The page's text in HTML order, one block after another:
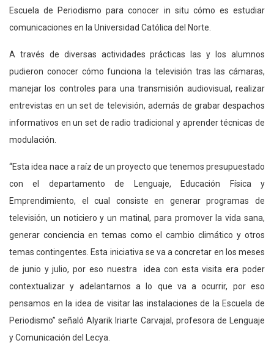
Escuela de Periodismo para conocer in situ cómo es estudiar
comunicaciones en la Universidad Católica del Norte.
A través de diversas actividades prácticas las y los alumnos
pudieron conocer cómo funciona la televisión tras las cámaras,
manejar los controles para una transmisión audiovisual, realizar
entrevistas en un set de televisión, además de grabar despachos
informativos en un set de radio tradicional y aprender técnicas de
modulación.
“Esta idea nace a raíz de un proyecto que tenemos presupuestado
con el departamento de Lenguaje, Educación Física y
Emprendimiento, el cual consiste en generar programas de
televisión, un noticiero y un matinal, para promover la vida sana,
generar conciencia en temas como el cambio climático y otros
temas contingentes. Esta iniciativa se va a concretar en los meses
de junio y julio, por eso nuestra idea con esta visita era poder
contextualizar y adelantarnos a lo que va a ocurrir, por eso
pensamos en la idea de visitar las instalaciones de la Escuela de
Periodismo” señaló Alyarik Iriarte Carvajal, profesora de Lenguaje
y Comunicación del Lecya.